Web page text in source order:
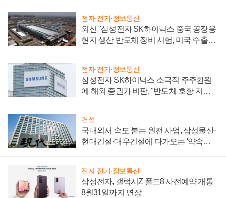
전자·전기·정보통신
외신 "삼성전자 SK하이닉스 중국 공장용
현지 생산 반도체 장비 시험, 미국 수출통
전자·전기·정보통신
삼성전자 SK하이닉스 소극적 주주환원
에 해외 증권가 비판, "반도체 호황 지속
건설
국내외서 속도 붙는 원전 사업, 삼성물산·
현대건설·대우건설에 다가오는 '약속의
전자·전기·정보통신
삼성전자, 갤럭시Z 폴드8 사전예약 개통
8월31일까지 연장